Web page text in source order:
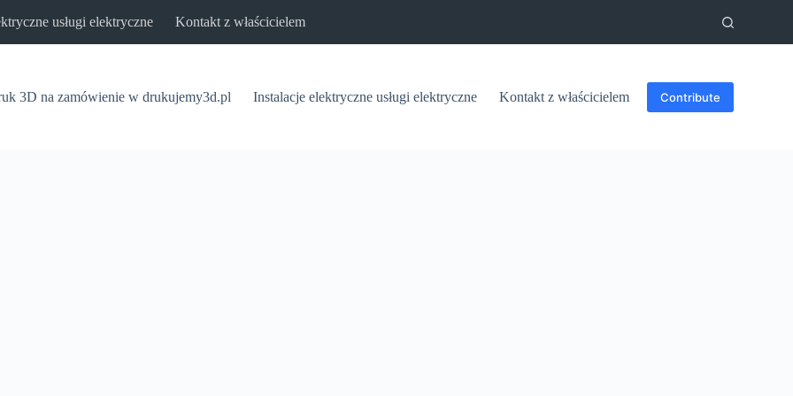
usługi elektryczne Kontakt z właścicielem
3D na zamówienie w drukujemy3d.pl Instalacje elektryczne usługi elektryczne Kontakt z właścicielem Contribute